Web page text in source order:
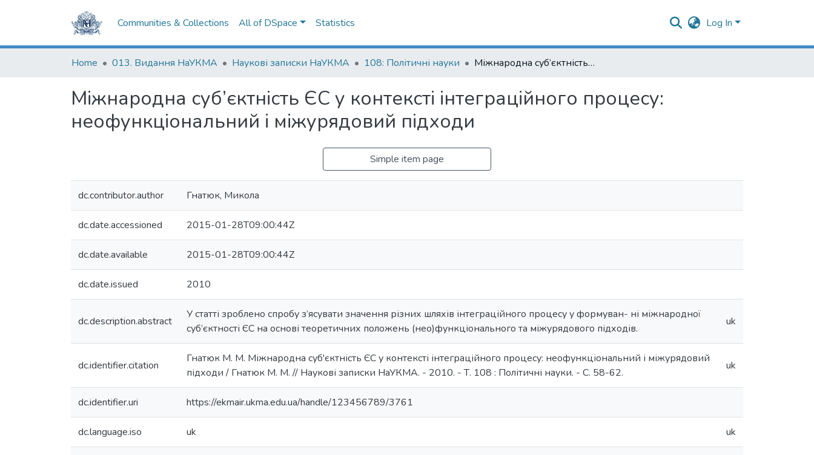
Communities & Collections All of DSpace Statistics Log In
Home 013. Видання НаУКМА Наукові записки НаУКМА 108: Політичні науки Міжнародна суб’єктність ЄС у контексті інтеграційного процесу: неофункціональний і міжурядовий підходи
Міжнародна суб’єктність ЄС у контексті інтеграційного процесу:
неофункціональний і міжурядовий підходи
Simple item page
dc.contributor.author Гнатюк, Микола
dc.date.accessioned 2015-01-28T09:00:44Z
dc.date.available 2015-01-28T09:00:44Z
dc.date.issued 2010
dc.description.abstract
У статті зроблено спробу з’ясувати значення різних шляхів інтеграційного процесу у формуван- ні міжнародної
суб’єктності ЄС на основі теоретичних положень (нео)функціонального та міжурядового підходів.
uk
dc.identifier.citation
Гнатюк М. М. Міжнародна суб'єктність ЄС у контексті інтеграційного процесу: неофункціональний і міжурядовий
підходи / Гнатюк М. М. // Наукові записки НаУКМА. - 2010. - Т. 108 : Політичні науки. - С. 58-62.
uk
dc.identifier.uri https://ekmair.ukma.edu.ua/handle/123456789/3761
dc.language.iso uk uk